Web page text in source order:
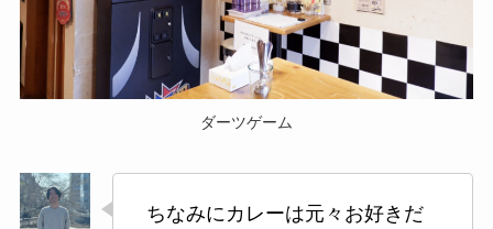
ダーツゲーム
ちなみにカレーは元々お好きだ